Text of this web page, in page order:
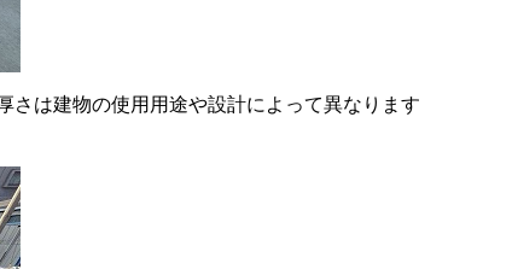
さは建物の使用用途や設計によって異なります